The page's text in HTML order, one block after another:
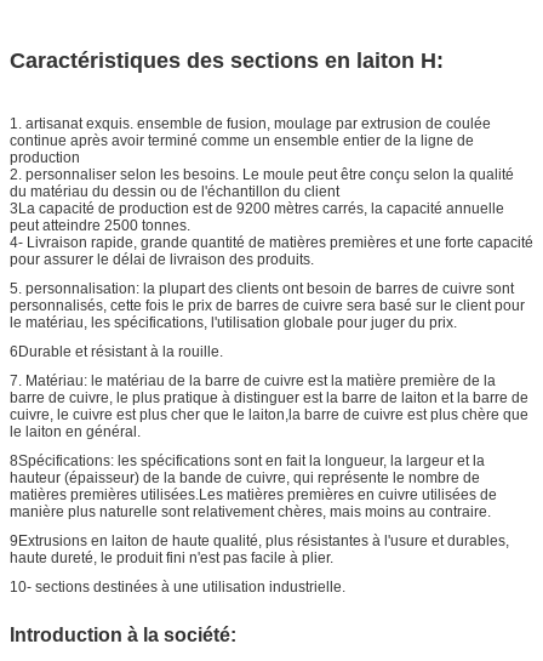
Caractéristiques des sections en laiton H:
1. artisanat exquis. ensemble de fusion, moulage par extrusion de coulée
continue après avoir terminé comme un ensemble entier de la ligne de
production
2. personnaliser selon les besoins. Le moule peut être conçu selon la qualité
du matériau du dessin ou de l'échantillon du client
3La capacité de production est de 9200 mètres carrés, la capacité annuelle
peut atteindre 2500 tonnes.
4- Livraison rapide, grande quantité de matières premières et une forte capacité
pour assurer le délai de livraison des produits.
5. personnalisation: la plupart des clients ont besoin de barres de cuivre sont
personnalisés, cette fois le prix de barres de cuivre sera basé sur le client pour
le matériau, les spécifications, l'utilisation globale pour juger du prix.
6Durable et résistant à la rouille.
7. Matériau: le matériau de la barre de cuivre est la matière première de la
barre de cuivre, le plus pratique à distinguer est la barre de laiton et la barre de
cuivre, le cuivre est plus cher que le laiton,la barre de cuivre est plus chère que
le laiton en général.
8Spécifications: les spécifications sont en fait la longueur, la largeur et la
hauteur (épaisseur) de la bande de cuivre, qui représente le nombre de
matières premières utilisées.Les matières premières en cuivre utilisées de
manière plus naturelle sont relativement chères, mais moins au contraire.
9Extrusions en laiton de haute qualité, plus résistantes à l'usure et durables,
haute dureté, le produit fini n'est pas facile à plier.
10- sections destinées à une utilisation industrielle.
Introduction à la société: